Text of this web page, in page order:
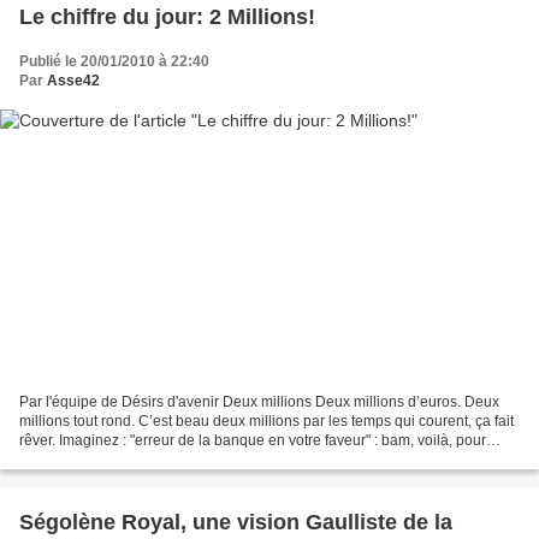
Le chiffre du jour: 2 Millions!
Publié le 20/01/2010 à 22:40
Par Asse42
Par l'équipe de Désirs d'avenir Deux millions Deux millions d’euros. Deux
millions tout rond. C’est beau deux millions par les temps qui courent, ça fait
rêver. Imaginez : "erreur de la banque en votre faveur" : bam, voilà, pour
Ségolène Royal, une vision Gaulliste de la